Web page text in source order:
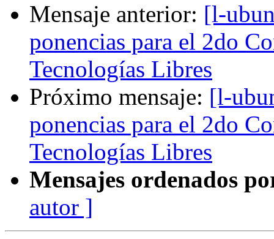
Mensaje anterior: [l-
ponencias para el 2do
Tecnologías Libres
Próximo mensaje: [l-
ponencias para el 2do
Tecnologías Libres
Mensajes ordenados
autor ]